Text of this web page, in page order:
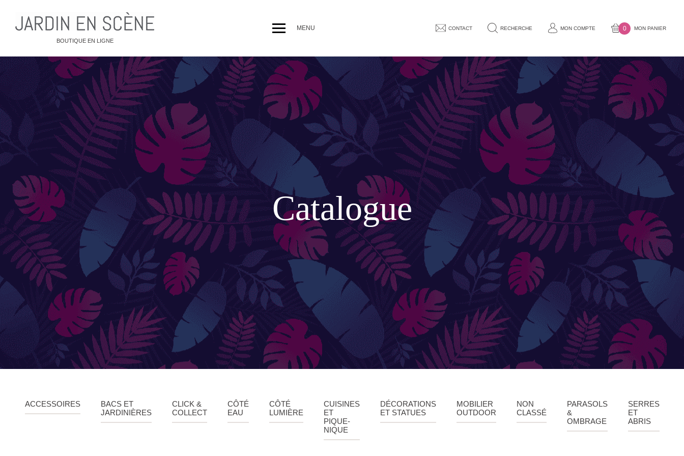
BOUTIQUE EN LIGNE
MENU
CLICK & COLLECT
MOBILIER OUTDOOR
Bancs
Rangements
ACCESSOIRES
Accessoires de jardinage
Boites aux lettres
Enceintes extérieures
BACS ET JARDINIÈRES
Jarres / Vases
Potager
Pots / Bacs
Pots XXL
CÔTÉ EAU
Douches
DÉCORATIONS ET STATUES
Animaux
Statues personnages
PARASOLS & OMBRAGE
Parasols déportés
Parasols droits
Voiles
Accessoires et pieds
CÔTÉ LUMIÈRE
Lampes mobiles
Lampes filaires
CUISINES ET PIQUE-NIQUE
Accessoires de pique-nique
SERRES ET ABRIS
Cabanes / cabines
CONTACT RECHERCHE MON COMPTE 0 MON PANIER
VOTRE
PANIER
VIDE.
QUE CHERCHEZ-VOUS ?
Catalogue
ACCESSOIRES
BACS ET
JARDINIÈRES
CLICK &
COLLECT
CÔTÉ
EAU
CÔTÉ
LUMIÈRE
CUISINES
ET
PIQUE-
NIQUE
DÉCORATIONS
ET STATUES
MOBILIER
OUTDOOR
NON
CLASSÉ
PARASOLS
&
OMBRAGE
SERRES
ET
ABRIS